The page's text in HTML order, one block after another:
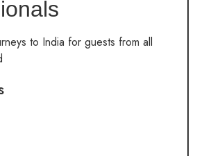
to India for guests from all